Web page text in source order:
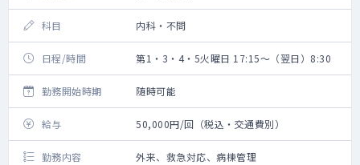
科目 内科・不問
日程/時間 第1・3・4・5火曜日 17:15～（翌日）8:30
勤務開始時期 随時可能
給与 50,000円/回（税込・交通費別）
勤務内容 外来、救急対応、病棟管理